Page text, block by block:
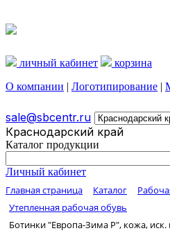
личный кабинет
корзина
О компании | Логотипирование |
sale@sbcentr.ru
Краснодарский край
Каталог продукции
Личный кабинет
Главная страница Каталог
Утепленная рабочая обувь
Ботинки "Европа-Зима Р", кожа,